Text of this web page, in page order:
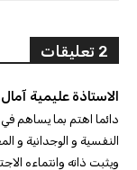
2 تعليقات
الاستاذة عليمية
دائما اهتم بما يساهم
النفسية و الوجدانية و
ويثبت ذاته وانتماءه